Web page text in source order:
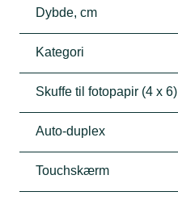
Dybde, cm
Kategori
Skuffe til fotopapir (4 x 6)
Auto-duplex
Touchskærm